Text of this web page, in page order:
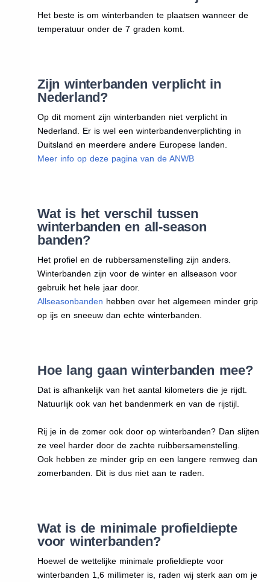
Het beste is om winterbanden te plaatsen wanneer de
temperatuur onder de 7 graden komt.
Zijn winterbanden verplicht in
Nederland?
Op dit moment zijn winterbanden niet verplicht in
Nederland. Er is wel een winterbandenverplichting in
Duitsland en meerdere andere Europese landen.
Meer info op deze pagina van de ANWB
Wat is het verschil tussen
winterbanden en all-season
banden?
Het profiel en de rubbersamenstelling zijn anders.
Winterbanden zijn voor de winter en allseason voor
gebruik het hele jaar door.
Allseasonbanden hebben over het algemeen minder grip
op ijs en sneeuw dan echte winterbanden.
Hoe lang gaan winterbanden mee?
Dat is afhankelijk van het aantal kilometers die je rijdt.
Natuurlijk ook van het bandenmerk en van de rijstijl.
Rij je in de zomer ook door op winterbanden? Dan slijten
ze veel harder door de zachte ruibbersamenstelling.
Ook hebben ze minder grip en een langere remweg dan
zomerbanden. Dit is dus niet aan te raden.
Wat is de minimale profieldiepte
voor winterbanden?
Hoewel de wettelijke minimale profieldiepte voor
winterbanden 1,6 millimeter is, raden wij sterk aan om je